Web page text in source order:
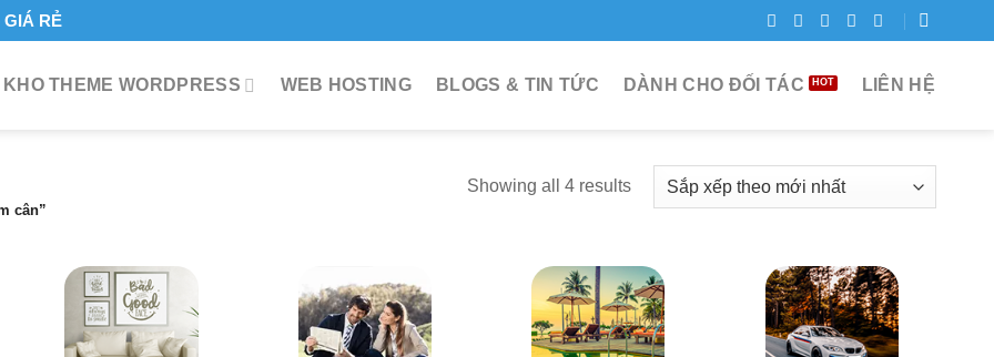
GIÁ RẺ
KHO THEME WORDPRESS WEB HOSTING BLOGS & TIN TỨC DÀNH CHO ĐỐI TÁC LIÊN HỆ
cân”
Showing all 4 results